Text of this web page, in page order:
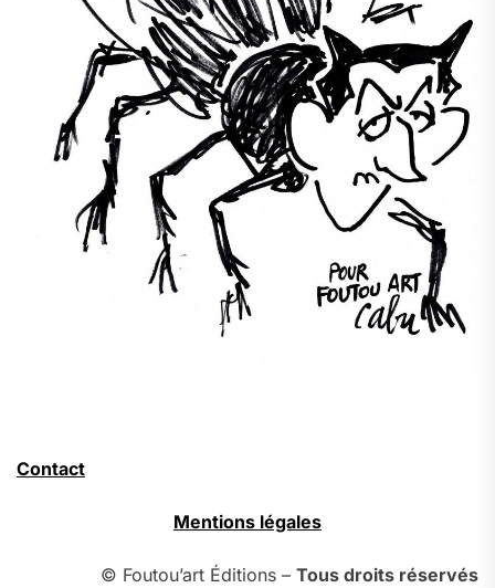
Contact
Mentions légales
© Foutou’art Éditions – Tous droits réservés